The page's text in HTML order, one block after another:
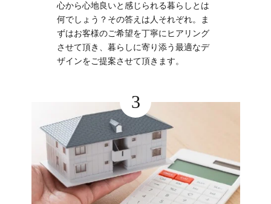
心から心地良いと感じられる暮らしとは
何でしょう？その答えは人それぞれ。ま
ずはお客様のご希望を丁寧にヒアリング
させて頂き、暮らしに寄り添う最適なデ
ザインをご提案させて頂きます。
3